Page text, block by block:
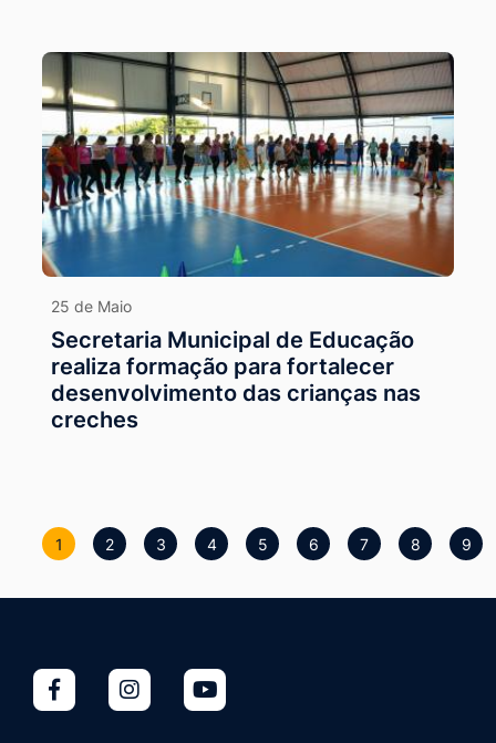
25 de Maio
Secretaria Municipal de Educação
realiza formação para fortalecer
desenvolvimento das crianças nas
creches
1 2 3 4 5 6 7 8 9